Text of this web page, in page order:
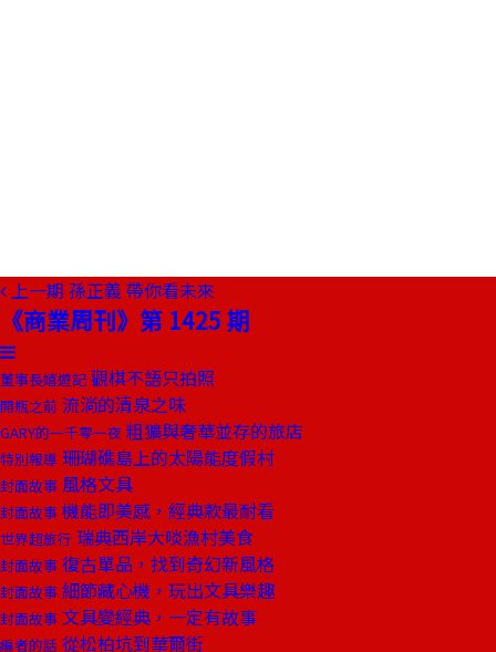
上一期 孫正義 帶你看未來
《商業周刊》第 1425 期
董事長嬉遊記 觀棋不語只拍照
開瓶之前 流淌的清泉之味
GARY的一千零一夜 粗獷與奢華並存的旅店
特別報導 珊瑚礁島上的太陽能度假村
封面故事 風格文具
封面故事 機能即美感，經典款最耐看
世界超旅行 瑞典西岸大啖漁村美食
封面故事 復古單品，找到奇幻新風格
封面故事 細節藏心機，玩出文具樂趣
封面故事 文具變經典，一定有故事
編者的話 從松柏坑到華爾街